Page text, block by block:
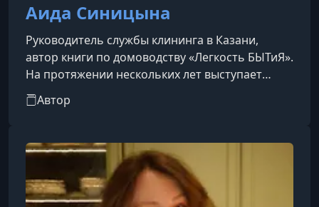
Аида Синицына
Руководитель службы клининга в Казани,
автор книги по домоводству «Легкость БЫТиЯ».
На протяжении нескольких лет выступает
приглашённым экспертом на радио
«Миллениум» и телеканале «Эфир». Проводит
лёгкому, комфортному и осознанному подходу
к ведению быта.
Автор